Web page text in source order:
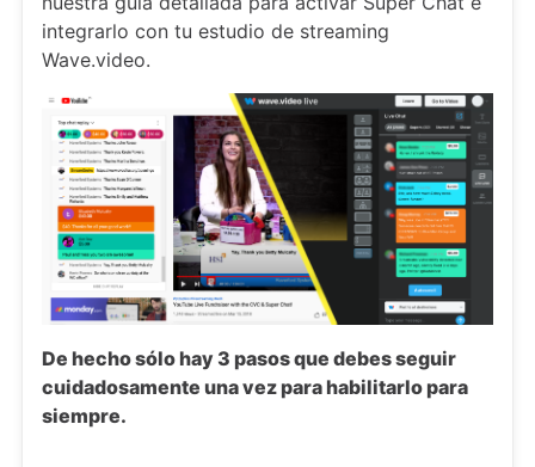
integrarlo con tu estudio de streaming
Wave.video.
De hecho sólo hay 3 pasos que debes seguir
cuidadosamente una vez para habilitarlo para
siempre.